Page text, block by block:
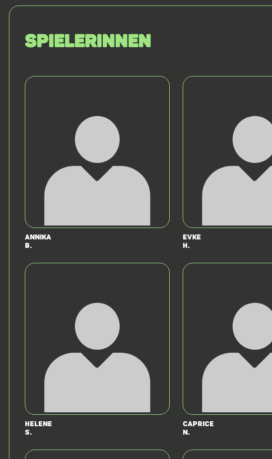
SPIELERINNEN
Annika
B.
Evke
H.
Helene
S.
Caprice
N.